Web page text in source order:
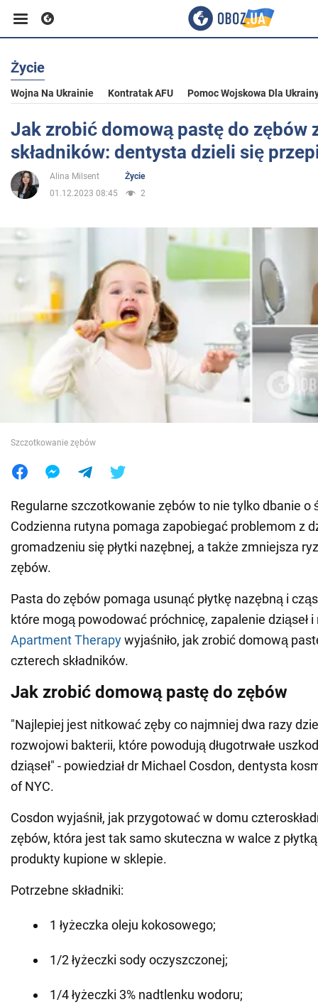
Biznes
Sport
Rozrywka
Polityka
Społeczeństwo
Wojna na Ukrainie
Świat
Jedzenie
Życie
Wojna Na Ukrainie Kontratak AFU Pomoc Wojskowa Dla
Jak zrobić domową pastę do zębów
składników: dentysta dzieli się
Alina Milsent
Życie
01.12.2023 08:45
2
Szczotkowanie zębów
Regularne szczotkowanie zębów to nie tylko dbanie o
Codzienna rutyna pomaga zapobiegać problemom z
gromadzeniu się płytki nazębnej, a także zmniejsza
zębów.
Pasta do zębów pomaga usunąć płytkę nazębną i
które mogą powodować próchnicę, zapalenie dziąseł
Apartment Therapywyjaśniło, jak zrobić domową
czterech składników.
Jak zrobić domową pastę do zębów
"Najlepiej jest nitkować zęby co najmniej dwa razy
rozwojowi bakterii, które powodują długotrwałe
dziąseł" - powiedział dr Michael Cosdon, dentysta
of NYC.
Cosdon wyjaśnił, jak przygotować w domu
zębów, która jest tak samo skuteczna w walce z
produkty kupione w sklepie.
Potrzebne składniki:
1 łyżeczka oleju kokosowego;
1/2 łyżeczki sody oczyszczonej;
1/4 łyżeczki 3% nadtlenku wodoru;